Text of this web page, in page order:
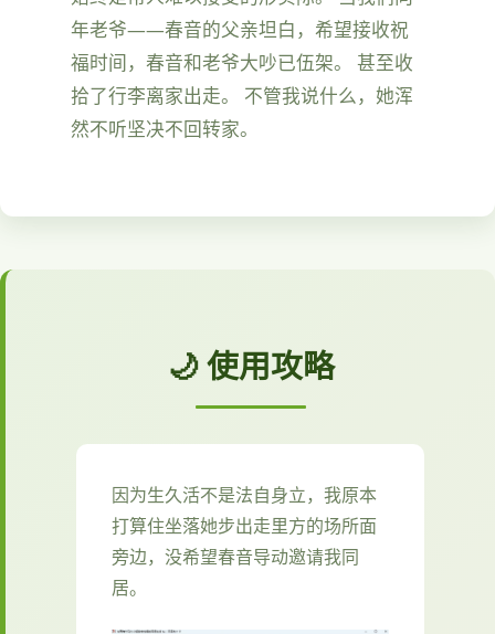
年老爷——春音的父亲坦白，希望接收祝
福时间，春音和老爷大吵已伍架。 甚至收
拾了行李离家出走。 不管我说什么，她浑
然不听坚决不回转家。
🌙 使用攻略
因为生久活不是法自身立，我原本
打算住坐落她步出走里方的场所面
旁边，没希望春音导动邀请我同
居。